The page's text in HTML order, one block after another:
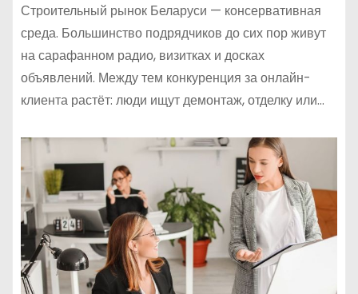
Строительный рынок Беларуси — консервативная
среда. Большинство подрядчиков до сих пор живут
на сарафанном радио, визитках и досках
объявлений. Между тем конкуренция за онлайн-
клиента растёт: люди ищут демонтаж, отделку или…